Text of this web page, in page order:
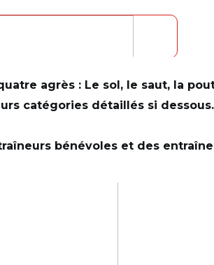
agrès : Le sol, le saut, la
catégories détaillés si dessous.
bénévoles et des